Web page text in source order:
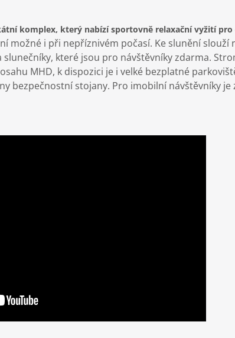
komplex, který nabízí sportovně relaxační vyžití
možné i při nepříznivém počasí. Ke slunění
slunečníky, které jsou pro návštěvníky zdarma.
MHD, k dispozici je i velké bezplatné
bezpečnostní stojany. Pro imobilní návštěvníky